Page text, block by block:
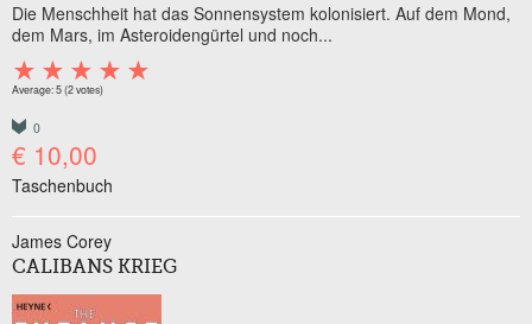
Die Menschheit hat das Sonnensystem kolonisiert. Auf dem Mond,
dem Mars, im Asteroidengürtel und noch...
Average:5(2votes)
0
€ 10,00
Taschenbuch
James Corey
CALIBANS KRIEG